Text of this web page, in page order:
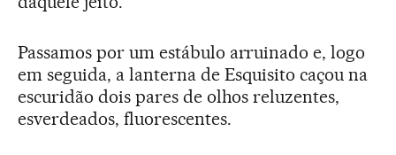
Passamos por um estábulo arruinado e, logo
em seguida, a lanterna de Esquisito caçou na
escuridão dois pares de olhos reluzentes,
esverdeados, fluorescentes.